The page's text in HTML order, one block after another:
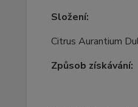
Složení:
Citrus Aurantium
Způsob získávání: